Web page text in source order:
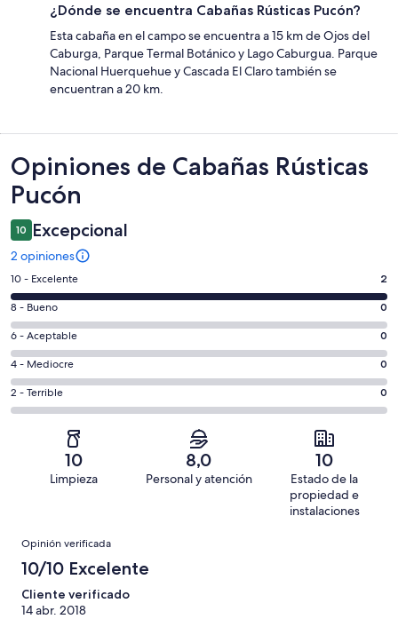
¿Dónde se encuentra Cabañas Rústicas Pucón?
Esta cabaña en el campo se encuentra a 15 km de Ojos del
Caburga, Parque Termal Botánico y Lago Caburgua. Parque
Nacional Huerquehue y Cascada El Claro también se
encuentran a 20 km.
Opiniones
Opiniones de Cabañas Rústicas
Pucón
10 Excepcional
2 opiniones
Evaluación:
10
-
Excelente.
2
de
2
opiniones
10 - Excelente 2
Evaluación:
8
-
Bueno.
0
de
opiniones
8 - Bueno 0
Evaluación:
6
-
Aceptable.
0
opiniones
6 - Aceptable 0
Evaluación:
4
-
4 - Mediocre 0
Evaluación:
2
2 - Terrible 0
10
Limpieza
8,0
Personal y atención
10
Estado de la
propiedad e
instalaciones
Opiniones
Opinión verificada
10/10 Excelente
Cliente verificado
14 abr. 2018